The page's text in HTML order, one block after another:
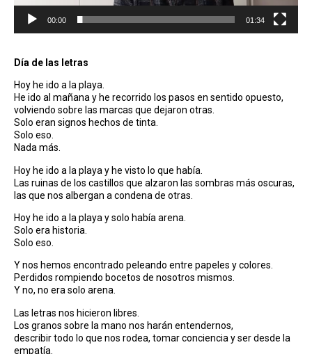
00:00 01:34
Día de las letras
Hoy he ido a la playa.
He ido al mañana y he recorrido los pasos en sentido opuesto,
volviendo sobre las marcas que dejaron otras.
Solo eran signos hechos de tinta.
Solo eso.
Nada más.
Hoy he ido a la playa y he visto lo que había.
Las ruinas de los castillos que alzaron las sombras más oscuras,
las que nos albergan a condena de otras.
Hoy he ido a la playa y solo había arena.
Solo era historia.
Solo eso.
Y nos hemos encontrado peleando entre papeles y colores.
Perdidos rompiendo bocetos de nosotros mismos.
Y no, no era solo arena.
Las letras nos hicieron libres.
Los granos sobre la mano nos harán entendernos,
describir todo lo que nos rodea, tomar conciencia y ser desde la
empatía.